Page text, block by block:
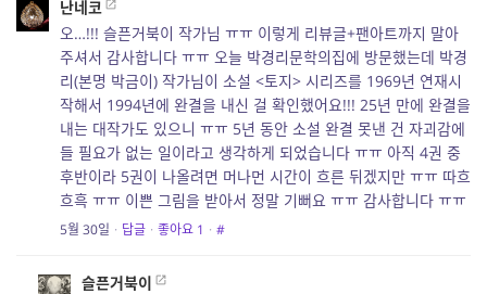
난네코
오…!!! 슬픈거북이 작가님 ㅠㅠ 이렇게 리뷰글+팬아트까지 말아
주셔서 감사합니다 ㅠㅠ 오늘 박경리문학의집에 방문했는데 박경
리(본명 박금이) 작가님이 소설 <토지> 시리즈를 1969년 연재시
작해서 1994년에 완결을 내신 걸 확인했어요!!! 25년 만에 완결을
내는 대작가도 있으니 ㅠㅠ 5년 동안 소설 완결 못낸 건 자괴감에
들 필요가 없는 일이라고 생각하게 되었습니다 ㅠㅠ 아직 4권 중
후반이라 5권이 나올려면 머나먼 시간이 흐른 뒤겠지만 ㅠㅠ 따흐
흐흑 ㅠㅠ 이쁜 그림을 받아서 정말 기뻐요 ㅠㅠ 감사합니다 ㅠㅠ
5월 30일 · 답글 · 좋아요 1 · #
슬픈거북이